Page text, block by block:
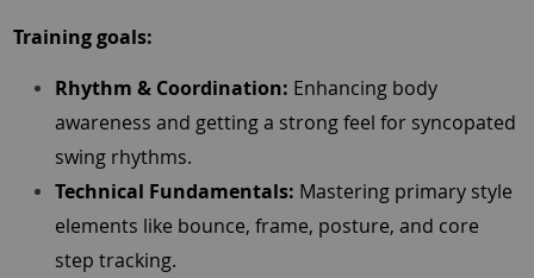
Training goals:
Rhythm & Coordination: Enhancing body
awareness and getting a strong feel for syncopated
swing rhythms.
Technical Fundamentals: Mastering primary style
elements like bounce, frame, posture, and core
step tracking.